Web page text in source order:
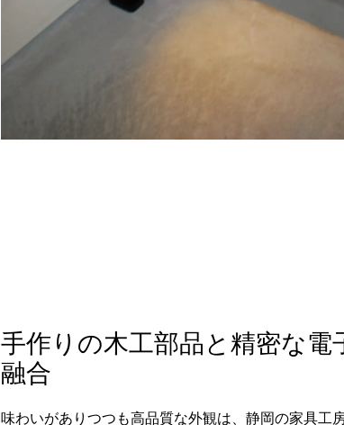
手作りの木工部品と精密な電
融合
味わいがありつつも高品質な外観は、静岡の家具工